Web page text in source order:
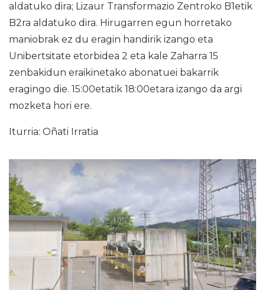
aldatuko dira; Lizaur Transformazio Zentroko B1etik
B2ra aldatuko dira. Hirugarren egun horretako
maniobrak ez du eragin handirik izango eta
Unibertsitate etorbidea 2 eta kale Zaharra 15
zenbakidun eraikinetako abonatuei bakarrik
eragingo die. 15:00etatik 18:00etara izango da argi
mozketa hori ere.
Iturria: Oñati Irratia